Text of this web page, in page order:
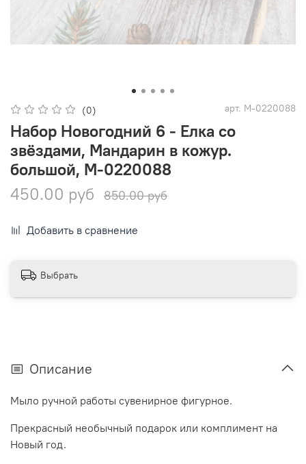
(0) арт. М-0220088
Набор Новогодний 6 - Елка со
звёздами, Мандарин в кожур.
большой, М-0220088
450.00 руб
850.00 руб
Добавить в сравнение
Выбрать
Описание
Мыло ручной работы сувенирное фигурное.
Прекрасный необычный подарок или комплимент на
Новый год.